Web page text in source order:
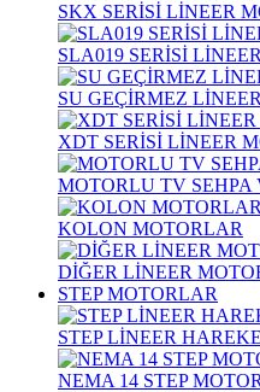
SKX SERİSİ LİNEER
SLA019 SERİSİ
SU GEÇİRMEZ
XDT SERİSİ LİNEER
MOTORLU TV
KOLON MOTORLAR
DİĞER LİNEER
STEP MOTORLAR
STEP LİNEER
NEMA 14 STEP